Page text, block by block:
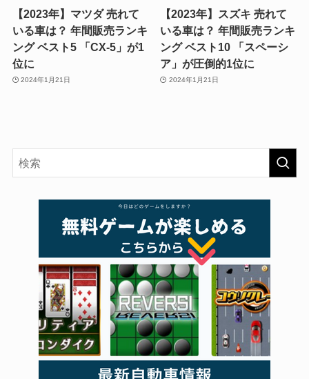
【2023年】マツダ 売れて
いる車は？ 年間販売ランキ
ング ベスト5 「CX-5」が1
位に
2024年1月21日
【2023年】スズキ 売れて
いる車は？ 年間販売ランキ
ング ベスト10 「スペーシ
ア」が圧倒的1位に
2024年1月21日